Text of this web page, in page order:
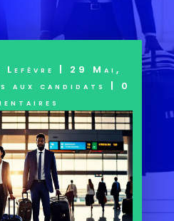
| 29 Mai,
aux candidats | 0